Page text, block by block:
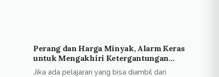
Perang dan Harga Minyak, Alarm Keras
untuk Mengakhiri Ketergantungan
pada Energi Fosil
Jika ada pelajaran yang bisa diambil dari